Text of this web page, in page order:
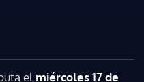
el miércoles 17 de